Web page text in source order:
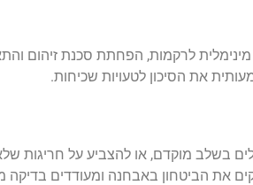
מינימלית לרקמות, הפחתת סכנת זיהום
את הסיכון לטעויות שכיחות.
בשלב מוקדם, או להצביע על חריגות
את הביטחון באבחנה ומעודדים